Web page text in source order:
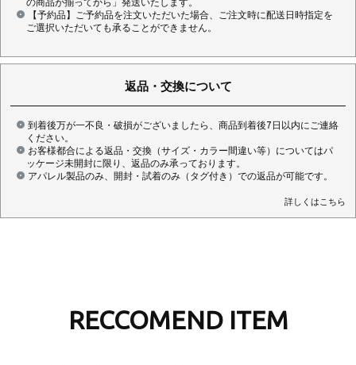
の商品が揃ってから」発送いたします。
【予約品】ご予約品を注文いただいた場合、ご注文時に配送日時指定を
ご選択いただいても承ることができません。
返品・交換について
到着後万が一不良・破損がございましたら、商品到着後7日以内にご連絡
ください。
お客様都合による返品・交換（サイズ・カラー間違い等）についてはパ
ッケージ未開封に限り、返品のみ承っております。
アパレル製品のみ、開封・試着のみ（タグ付き）での返品が可能です。
詳しくはこちら
RECCOMEND ITEM